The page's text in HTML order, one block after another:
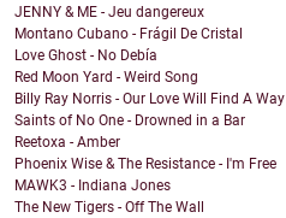
JENNY & ME - Jeu dangereux
Montano Cubano - Frágil De Cristal
Love Ghost - No Debía
Red Moon Yard - Weird Song
Billy Ray Norris - Our Love Will Find A Way
Saints of No One - Drowned in a Bar
Reetoxa - Amber
Phoenix Wise & The Resistance - I'm Free
MAWK3 - Indiana Jones
The New Tigers - Off The Wall